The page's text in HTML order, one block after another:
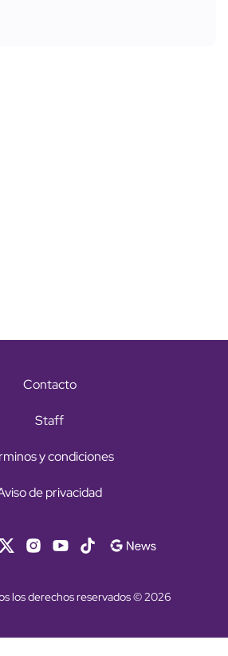
Contacto
Staff
y condiciones
de privacidad
los derechos reservados © 2026